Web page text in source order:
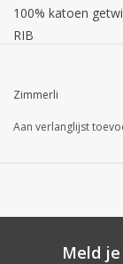
100% katoen
RIB
katoen is
boorden ze
Zimmerli
Aan verlanglijst
Meld